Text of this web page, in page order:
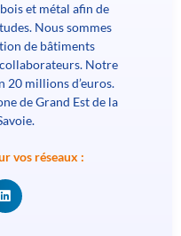
et métal afin de
Nous sommes
de bâtiments
Notre
20 millions d’euros.
de Grand Est de la
vos réseaux :